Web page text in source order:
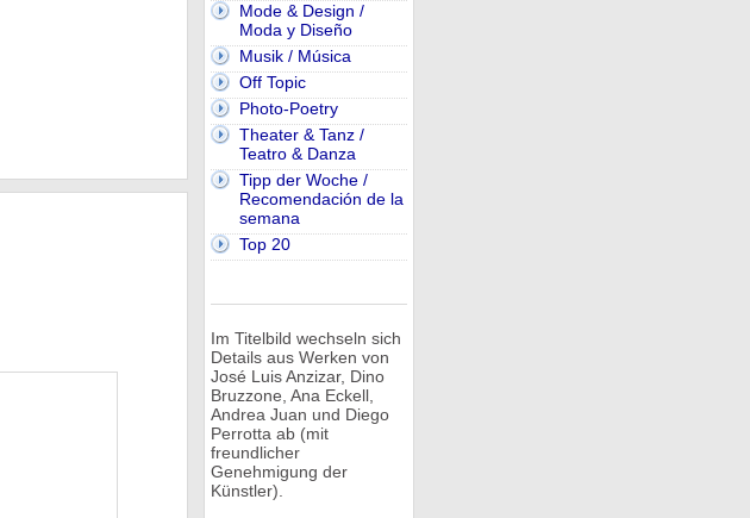
Mode & Design /
Moda y Diseño
Musik / Música
Off Topic
Photo-Poetry
Theater & Tanz /
Teatro & Danza
Tipp der Woche /
Recomendación de la
semana
Top 20
Im Titelbild wechseln sich
Details aus Werken von
José Luis Anzizar, Dino
Bruzzone, Ana Eckell,
Andrea Juan und Diego
Perrotta ab (mit
freundlicher
Genehmigung der
Künstler).